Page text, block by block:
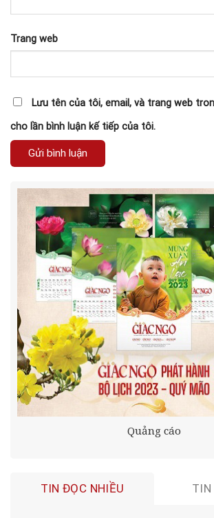
Trang web
Lưu tên của tôi, email, và trang web
cho lần bình luận kế tiếp của tôi.
Quảng cáo
TIN ĐỌC NHIỀU TIN